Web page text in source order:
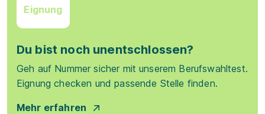
Eignung
Du bist noch unentschlossen?
Geh auf Nummer sicher mit unserem Berufswahltest.
Eignung checken und passende Stelle finden.
Mehr erfahren